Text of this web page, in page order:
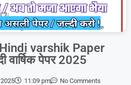
varshik Paper
वार्षिक पेपर 2025
11:09 pm No Comments